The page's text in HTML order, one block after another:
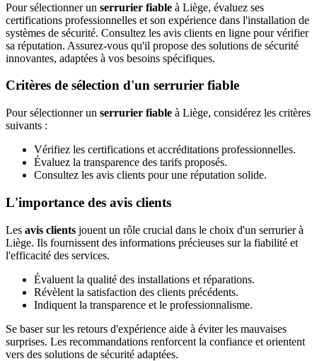
Pour sélectionner un serrurier fiable à Liège, évaluez ses
certifications professionnelles et son expérience dans l'installation de
systèmes de sécurité. Consultez les avis clients en ligne pour vérifier
sa réputation. Assurez-vous qu'il propose des solutions de sécurité
innovantes, adaptées à vos besoins spécifiques.
Critères de sélection d'un serrurier fiable
Pour sélectionner un serrurier fiable à Liège, considérez les critères
suivants :
Vérifiez les certifications et accréditations professionnelles.
Évaluez la transparence des tarifs proposés.
Consultez les avis clients pour une réputation solide.
L'importance des avis clients
Les avis clients jouent un rôle crucial dans le choix d'un serrurier à
Liège. Ils fournissent des informations précieuses sur la fiabilité et
l'efficacité des services.
Évaluent la qualité des installations et réparations.
Révèlent la satisfaction des clients précédents.
Indiquent la transparence et le professionnalisme.
Se baser sur les retours d'expérience aide à éviter les mauvaises
surprises. Les recommandations renforcent la confiance et orientent
vers des solutions de sécurité adaptées.